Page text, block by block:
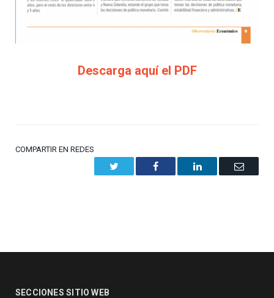
Descarga aquí el PDF
COMPARTIR EN REDES
Facebook LinkedIn Email
SECCIONES SITIO WEB